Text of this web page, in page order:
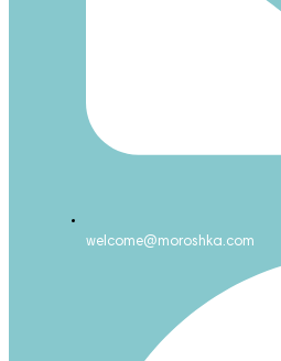
welcome@moroshka.com